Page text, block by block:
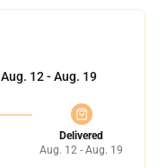
Aug. 12 - Aug. 19
Delivered
Aug. 12 - Aug. 19